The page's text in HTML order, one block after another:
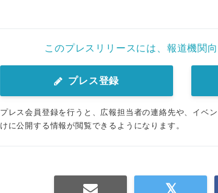
このプレスリリースには、報道機関
プレス登録
プレス会員登録を行うと、広報担当者の連絡先や、イベ
けに公開する情報が閲覧できるようになります。